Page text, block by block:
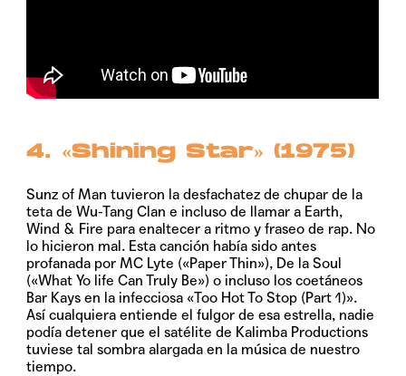
4. «Shining Star» (1975)
Sunz of Man tuvieron la desfachatez de chupar de la
teta de Wu-Tang Clan e incluso de llamar a Earth,
Wind & Fire para enaltecer a ritmo y fraseo de rap. No
lo hicieron mal. Esta canción había sido antes
profanada por MC Lyte («Paper Thin»), De la Soul
(«What Yo life Can Truly Be») o incluso los coetáneos
Bar Kays en la infecciosa «Too Hot To Stop (Part 1)».
Así cualquiera entiende el fulgor de esa estrella, nadie
podía detener que el satélite de Kalimba Productions
tuviese tal sombra alargada en la música de nuestro
tiempo.